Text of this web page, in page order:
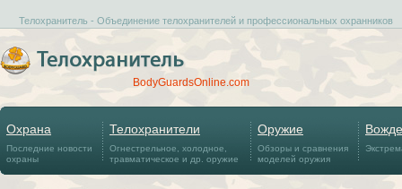
Телохранитель - Объединение телохранителей и профессиональных охранников
BodyGuardsOnline.com
Охрана
Последние новости
охраны
Телохранители
Огнестрельное, холодное,
травматическое и др. оружие
Оружие
Обзоры и сравнения
моделей оружия